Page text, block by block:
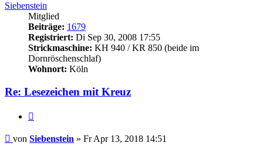
Siebenstein
Mitglied
Beiträge: 1679
Registriert: Di Sep 30, 2008 17:55
Strickmaschine: KH 940 / KR 850 (beide im
Dornröschenschlaf)
Wohnort: Köln
Re: Lesezeichen mit Kreuz
Beitrag
von Siebenstein » Fr Apr 13, 2018 14:51